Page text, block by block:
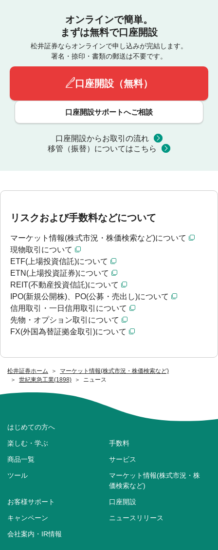
松井証券ホーム
マーケット情報(株式市況・株価検索など)
世紀東急工業(1898)
ニュース
オンラインで簡単。
まずは無料で口座開設
松井証券ならオンラインで申し込みが完結します。
署名・捺印・書類の郵送は不要です。
口座開設（無料）
口座開設サポートへご相談
口座開設からお取引の流れ
移管（振替）についてはこちら
リスクおよび手数料などについて
マーケット情報(株式市況・株価検索など)について
現物取引について
ETF(上場投資信託)について
ETN(上場投資証券)について
REIT(不動産投資信託)について
IPO(新規公開株)、PO(公募・売出し)について
信用取引・一日信用取引について
先物・オプション取引について
FX(外国為替証拠金取引)について
はじめての方へ
楽しむ・学ぶ 手数料
商品一覧 サービス
ツール
マーケット情報(株式市況・株
価検索など)
お客様サポート 口座開設
キャンペーン ニュースリリース
会社案内・IR情報